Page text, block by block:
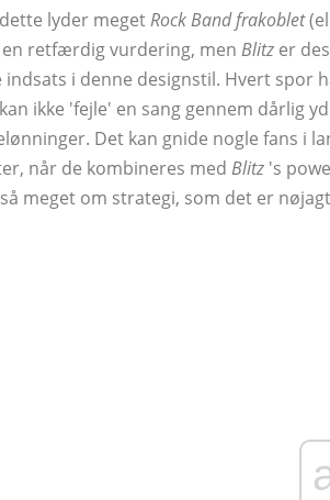
lyder megetRock Band frakoblet
en retfærdig vurdering, men Blitz er
i denne designstil. Hvert spor
ikke 'fejle' en sang gennem dårlig
Det kan gnide nogle fans i
når de kombineres med Blitz 's
meget om strategi, som det er